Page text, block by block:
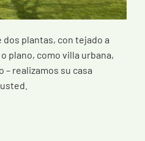
dos plantas, con tejado a
plano, como villa urbana,
– realizamos su casa